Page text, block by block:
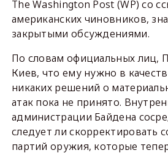
The Washington Post (WP) со
американских чиновников,
закрытыми обсуждениями.
По словам официальных лиц,
Киев, что ему нужно в
никаких решений о
атак пока не принято.
администрации Байдена
следует ли скорректировать
партий оружия, которые